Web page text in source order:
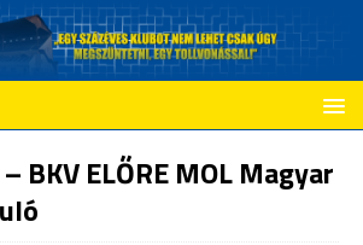
BKV ELŐRE MOL Magyar